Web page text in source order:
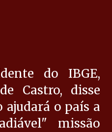
do IBGE,
Castro, disse
o país a
missão